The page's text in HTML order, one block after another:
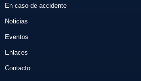
En caso de accidente
Noticias
Eventos
Enlaces
Contacto